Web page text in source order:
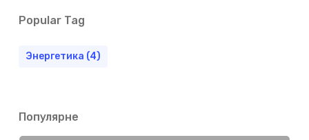
Popular Tag
Энергетика (4)
Популярне